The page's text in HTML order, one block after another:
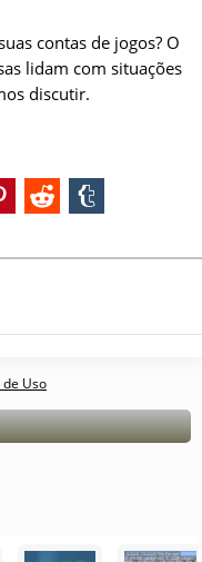
contas de jogos? O
lidam com situações
discutir.
Uso